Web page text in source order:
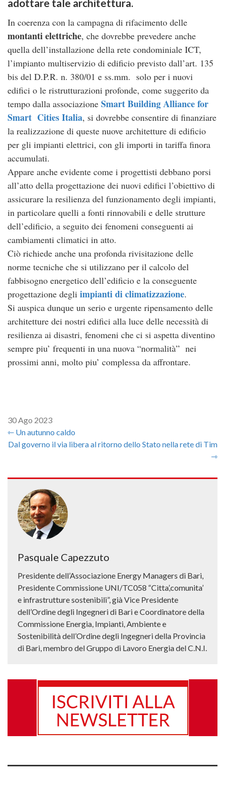
adottare tale architettura.
In coerenza con la campagna di rifacimento delle
montanti elettriche, che dovrebbe prevedere anche
quella dell’installazione della rete condominiale ICT,
l’impianto multiservizio di edificio previsto dall’art. 135
bis del D.P.R. n. 380/01 e ss.mm. solo per i nuovi
edifici o le ristrutturazioni profonde, come suggerito da
tempo dalla associazione Smart Building Alliance for
Smart Cities Italia, si dovrebbe consentire di finanziare
la realizzazione di queste nuove architetture di edificio
per gli impianti elettrici, con gli importi in tariffa finora
accumulati.
Appare anche evidente come i progettisti debbano porsi
all’atto della progettazione dei nuovi edifici l’obiettivo di
assicurare la resilienza del funzionamento degli impianti,
in particolare quelli a fonti rinnovabili e delle strutture
dell’edificio, a seguito dei fenomeni conseguenti ai
cambiamenti climatici in atto.
Ciò richiede anche una profonda rivisitazione delle
norme tecniche che si utilizzano per il calcolo del
fabbisogno energetico dell’edificio e la conseguente
progettazione degli impianti di climatizzazione.
Si auspica dunque un serio e urgente ripensamento delle
architetture dei nostri edifici alla luce delle necessità di
resilienza ai disastri, fenomeni che ci si aspetta diventino
sempre piu’ frequenti in una nuova “normalità” nei
prossimi anni, molto piu’ complessa da affrontare.
30 Ago 2023
⇽ Un autunno caldo
Dal governo il via libera al ritorno dello Stato nella rete di Tim
⇾
Pasquale Capezzuto
Presidente dell’Associazione Energy Managers di Bari,
Presidente Commissione UNI/TC058 “Citta’,comunita’
e infrastrutture sostenibili”, già Vice Presidente
dell’Ordine degli Ingegneri di Bari e Coordinatore della
Commissione Energia, Impianti, Ambiente e
Sostenibilità dell’Ordine degli Ingegneri della Provincia
di Bari, membro del Gruppo di Lavoro Energia del C.N.I.